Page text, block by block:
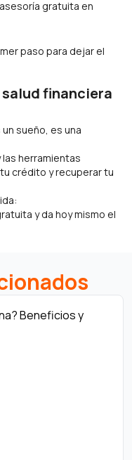
gratuita en
paso para dejar el
financiera
sueño, es una
las herramientas
crédito y recuperar tu
y da hoy mismo el